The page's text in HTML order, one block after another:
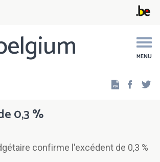
MENU
0,3 %
confirme l'excédent de 0,3 %